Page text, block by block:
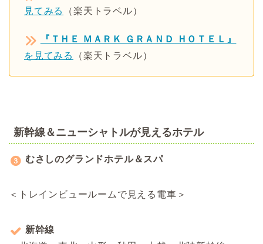
見てみる
（楽天トラベル）
『ＴＨＥ ＭＡＲＫ ＧＲＡＮＤ ＨＯＴＥＬ』
を見てみる
（楽天トラベル）
新幹線＆ニューシャトルが見えるホテル
むさしのグランドホテル＆スパ
＜トレインビュールームで見える電車＞
新幹線